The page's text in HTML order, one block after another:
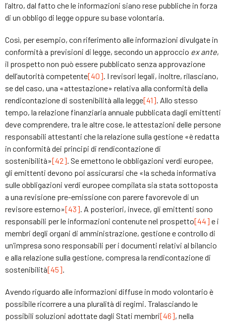
l’altro, dal fatto che le informazioni siano rese pubbliche in forza
di un obbligo di legge oppure su base volontaria.
Così, per esempio, con riferimento alle informazioni divulgate in
conformità a previsioni di legge, secondo un approccio ex ante,
il prospetto non può essere pubblicato senza approvazione
dell’autorità competente[40]. I revisori legali, inoltre, rilasciano,
se del caso, una «attestazione» relativa alla conformità della
rendicontazione di sostenibilità alla legge[41]. Allo stesso
tempo, la relazione finanziaria annuale pubblicata dagli emittenti
deve comprendere, tra le altre cose, le attestazioni delle persone
responsabili attestanti che la relazione sulla gestione «è redatta
in conformità dei principi di rendicontazione di
sostenibilità»[42]. Se emettono le obbligazioni verdi europee,
gli emittenti devono poi assicurarsi che «la scheda informativa
sulle obbligazioni verdi europee compilata sia stata sottoposta
a una revisione pre-emissione con parere favorevole di un
revisore esterno»[43]. A posteriori, invece, gli emittenti sono
responsabili per le informazioni contenute nel prospetto[44] e i
membri degli organi di amministrazione, gestione e controllo di
un’impresa sono responsabili per i documenti relativi al bilancio
e alla relazione sulla gestione, compresa la rendicontazione di
sostenibilità[45].
Avendo riguardo alle informazioni diffuse in modo volontario è
possibile ricorrere a una pluralità di regimi. Tralasciando le
possibili soluzioni adottate dagli Stati membri[46], nella